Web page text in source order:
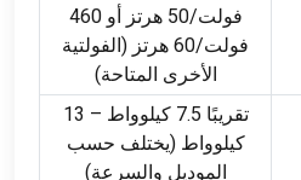
فولت/50 هرتز أو 460
فولت/60 هرتز (الفولتية
الأخرى المتاحة)
تقريبًا 7.5 كيلوواط – 13
كيلوواط (يختلف حسب
الموديل والسرعة)